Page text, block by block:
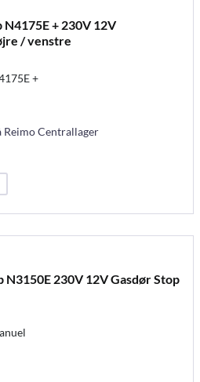
+ 230V 12V
/ venstre
+
Reimo Centrallager
230V 12V Gasdør Stop